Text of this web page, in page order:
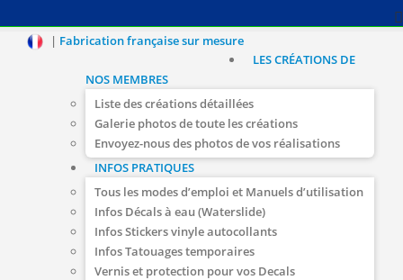
| Fabrication française sur mesure
LES CRÉATIONS DE
NOS MEMBRES
Liste des créations détaillées
Galerie photos de toute les créations
Envoyez-nous des photos de vos réalisations
INFOS PRATIQUES
Tous les modes d’emploi et Manuels d’utilisation
Infos Décals à eau (Waterslide)
Infos Stickers vinyle autocollants
Infos Tatouages temporaires
Vernis et protection pour vos Decals